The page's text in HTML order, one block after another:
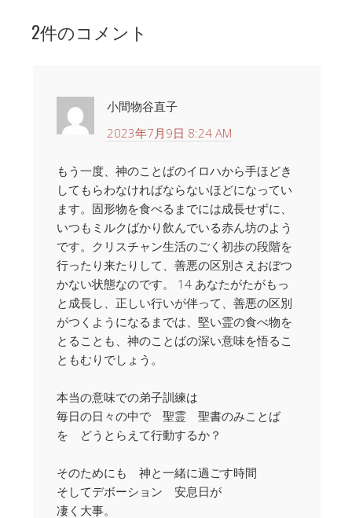
2件のコメント
小間物谷直子
2023年7月9日 8:24 AM
もう一度、神のことばのイロハから手ほどき
してもらわなければならないほどになってい
ます。固形物を食べるまでには成長せずに、
いつもミルクばかり飲んでいる赤ん坊のよう
です。クリスチャン生活のごく初歩の段階を
行ったり来たりして、善悪の区別さえおぼつ
かない状態なのです。 14 あなたがたがもっ
と成長し、正しい行いが伴って、善悪の区別
がつくようになるまでは、堅い霊の食べ物を
とることも、神のことばの深い意味を悟るこ
ともむりでしょう。
本当の意味での弟子訓練は
毎日の日々の中で 聖霊 聖書のみことば
を どうとらえて行動するか？
そのためにも 神と一緒に過ごす時間
そしてデボーション 安息日が
凄く大事。